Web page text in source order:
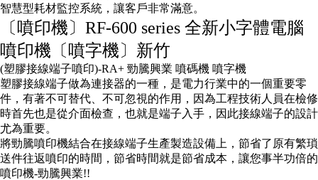
智慧型耗材監控系統，讓客戶非常滿意。
〔噴印機〕RF-600 series 全新小字體電腦
噴印機〔噴字機〕新竹
(塑膠接線端子噴印)-RA+ 勁騰興業 噴碼機 噴字機
塑膠接線端子做為連接器的一種，是電力行業中的一個重要零
件，有著不可替代、不可忽視的作用，因為工程技術人員在檢修
時首先也是從介面檢查，也就是端子入手，因此接線端子的設計
尤為重要。
將勁騰噴印機結合在接線端子生產製造設備上，節省了原有繁瑣
送件往返噴印的時間，節省時間就是節省成本，讓您事半功倍的
噴印機-勁騰興業!!